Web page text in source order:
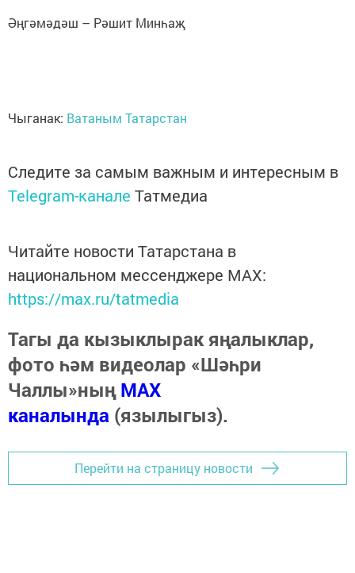
Әңгәмәдәш – Рәшит Минһаҗ
Чыганак: Ватаным Татарстан
Следите за самым важным и интересным в
Telegram-канале Татмедиа
Читайте новости Татарстана в
национальном мессенджере MАХ:
https://max.ru/tatmedia
Тагы да кызыклырак яңалыклар,
фото һәм видеолар «Шәһри
Чаллы»ныңMAX
каналында (язылыгыз).
Перейти на страницу новости